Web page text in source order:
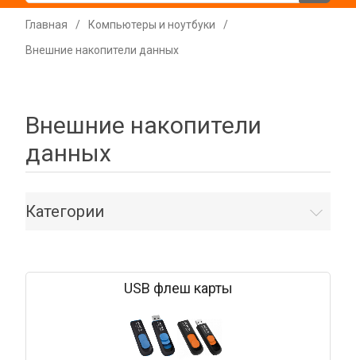
Главная / Компьютеры и ноутбуки
/
Внешние накопители данных
Внешние накопители
данных
Категории
USB флеш карты